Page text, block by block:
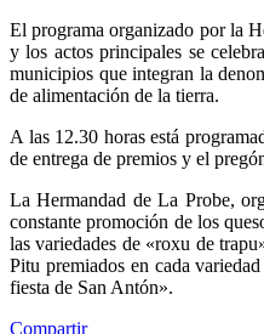
El programa organizado por la
y los actos principales se
municipios que integran la
de alimentación de la tierra.
A las 12.30 horas está
de entrega de premios y el
La Hermandad de La Probe,
constante promoción de los
las variedades de «roxu de
Pitu premiados en cada
fiesta de San Antón».
Compartir